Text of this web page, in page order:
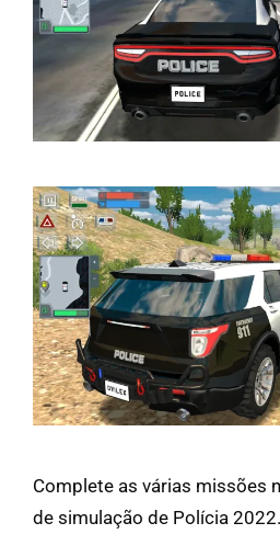
Complete as várias missões
de simulação de Polícia